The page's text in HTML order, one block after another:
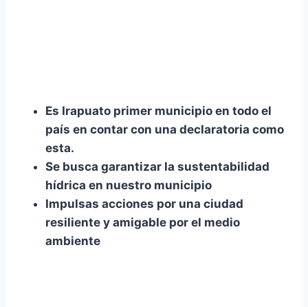
Es Irapuato primer municipio en todo el
país en contar con una declaratoria como
esta.
Se busca garantizar la sustentabilidad
hídrica en nuestro municipio
Impulsas acciones por una ciudad
resiliente y amigable por el medio
ambiente